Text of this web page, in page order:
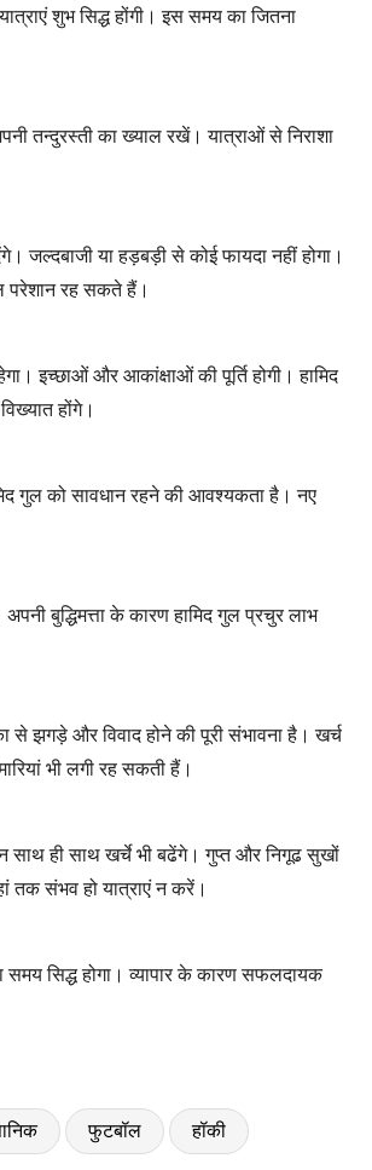
शुभ सिद्ध होंगी। इस समय का जितना
तन्दुरस्ती का ख्याल रखें। यात्राओं से निराशा
जल्दबाजी या हड़बड़ी से कोई फायदा नहीं होगा।
परेशान रह सकते हैं।
इच्छाओं और आकांक्षाओं की पूर्ति होगी। हामिद
होंगे।
गुल को सावधान रहने की आवश्यकता है। नए
बुद्धिमत्ता के कारण हामिद गुल प्रचुर लाभ
झगड़े और विवाद होने की पूरी संभावना है। खर्च
भी लगी रह सकती हैं।
साथ ही साथ खर्चे भी बढेंगे। गुप्त और निगूढ सुखों
तक संभव हो यात्राएं न करें।
समय सिद्ध होगा। व्यापार के कारण सफलदायक
फुटबॉल हॉकी